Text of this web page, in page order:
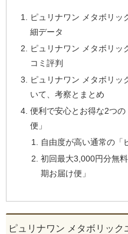
ピュリナワン メタボリッ
細データ
ピュリナワン メタボリッ
コミ評判
ピュリナワン メタボリッ
いて、考察とまとめ
便利で安心とお得な2つ
便」
自由度が高い通常の「
初回最大3,000円分無
期お届け便」
ピュリナワン メタボリッ